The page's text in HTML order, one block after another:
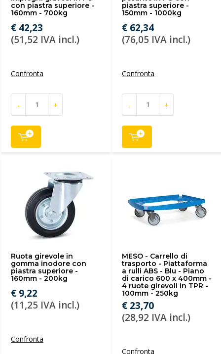
con piastra superiore -
160mm - 700kg
€ 42,23
(51,52 IVA incl.)
Confronta
- +
piastra superiore -
150mm - 1000kg
€ 62,34
(76,05 IVA incl.)
Confronta
- +
Ruota girevole in
gomma inodore con
piastra superiore -
160mm - 200kg
€ 9,22
(11,25 IVA incl.)
Confronta
MESO - Carrello di
trasporto - Piattaforma
a rulli ABS - Blu - Piano
di carico 600 x 400mm -
4 ruote girevoli in TPR -
100mm - 250kg
€ 23,70
(28,92 IVA incl.)
Confronta